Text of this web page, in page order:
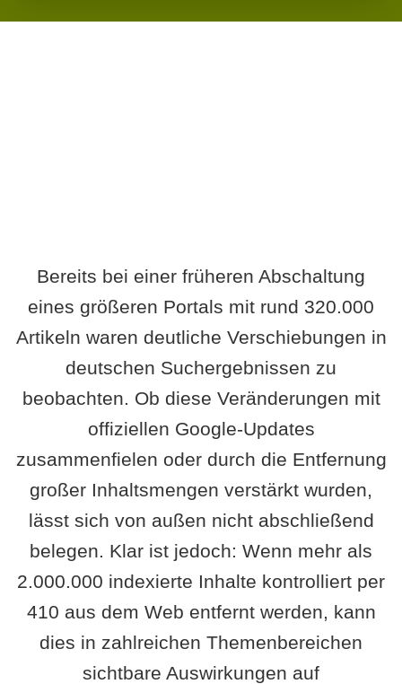
Bereits bei einer früheren Abschaltung
eines größeren Portals mit rund 320.000
Artikeln waren deutliche Verschiebungen in
deutschen Suchergebnissen zu
beobachten. Ob diese Veränderungen mit
offiziellen Google-Updates
zusammenfielen oder durch die Entfernung
großer Inhaltsmengen verstärkt wurden,
lässt sich von außen nicht abschließend
belegen. Klar ist jedoch: Wenn mehr als
2.000.000 indexierte Inhalte kontrolliert per
410 aus dem Web entfernt werden, kann
dies in zahlreichen Themenbereichen
sichtbare Auswirkungen auf